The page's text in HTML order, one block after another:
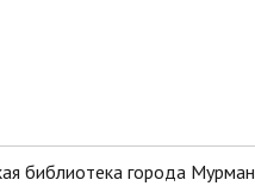
библиотека города